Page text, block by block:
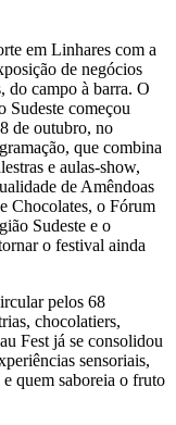
em Linhares com a
de negócios
do campo à barra. O
Sudeste começou
de outubro, no
que combina
e aulas-show,
de Amêndoas
Chocolates, o Fórum
Sudeste e o
o festival ainda
pelos 68
chocolatiers,
Fest já se consolidou
sensoriais,
quem saboreia o fruto